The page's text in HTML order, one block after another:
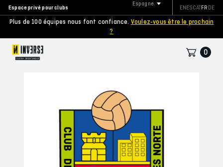
Espace privé pour clubs
Plus de 100 équipes nous font confiance. Voulez-vous être le prochain
?
Espagne
ENESCATFR DE
0